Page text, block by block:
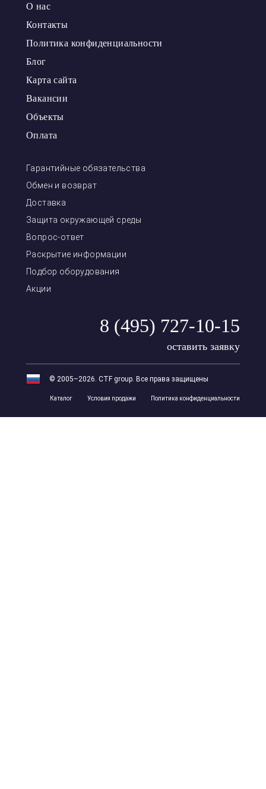
О нас
Контакты
Политика конфиденциальности
Блог
Карта сайта
Вакансии
Объекты
Оплата
Гарантийные обязательства
Обмен и возврат
Доставка
Защита окружающей среды
Вопрос-ответ
Раскрытие информации
Подбор оборудования
Акции
8 (495) 727-10-15
оставить заявку
© 2005–2026. CTF group. Все права защищены
Каталог Условия продажи Политика конфиденциальности